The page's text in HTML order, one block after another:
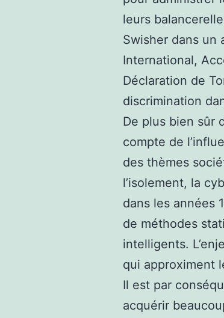
leurs
Swisher dans un
International,
Déclaration de
discrimination
De plus bien sûr
compte de
des thèmes
l’isolement, la
dans les années
de méthodes
intelligents.
qui approximent
Il est par
acquérir